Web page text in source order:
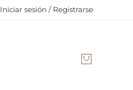
Iniciar sesión / Registrarse